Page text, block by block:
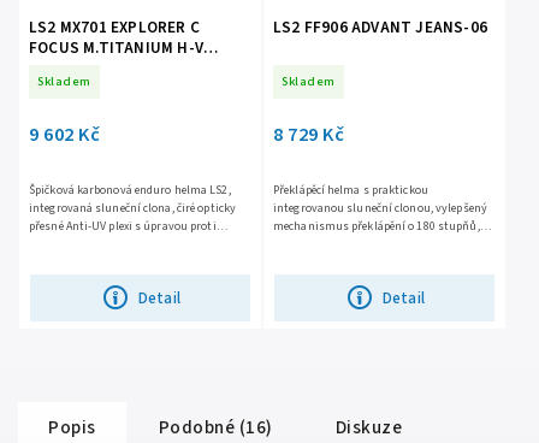
LS2 MX701 EXPLORER C
FOCUS M.TITANIUM H-V
Skladem
9 602 Kč
Detail
Špičková karbonová enduro helma LS2,
integrovaná sluneční clona, čiré opticky
přesné Anti-UV plexi s úpravou proti
LS2 FF906 ADVANT JEANS-06
Skladem
8 729 Kč
Detail
Překlápěcí helma s praktickou
integrovanou sluneční clonou, vylepšený
mechanismus překlápění o 180 stupňů,
Popis Podobné (16) Diskuze